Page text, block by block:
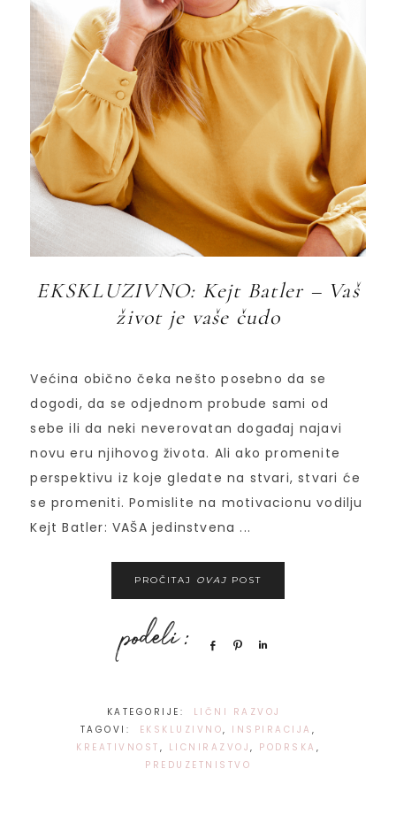
EKSKLUZIVNO: Kejt Batler – Vaš
život je vaše čudo
Većina obično čeka nešto posebno da se
dogodi, da se odjednom probude sami od
sebe ili da neki neverovatan događaj najavi
novu eru njihovog života. Ali ako promenite
perspektivu iz koje gledate na stvari, stvari će
se promeniti. Pomislite na motivacionu vodilju
Kejt Batler: VAŠA jedinstvena ...
PROČITAJ OVAJ POST
Share Pin
KATEGORIJE:
LIČNI RAZVOJ
TAGOVI:
EKSKLUZIVNO, INSPIRACIJA ,
KREATIVNOST , LICNIRAZVOJ , PODRSKA ,
PREDUZETNISTVO